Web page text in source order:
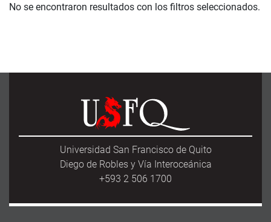
No se encontraron resultados con los filtros seleccionados.
Universidad San Francisco de Quito
Diego de Robles y Vía Interoceánica
+593 2 506 1700